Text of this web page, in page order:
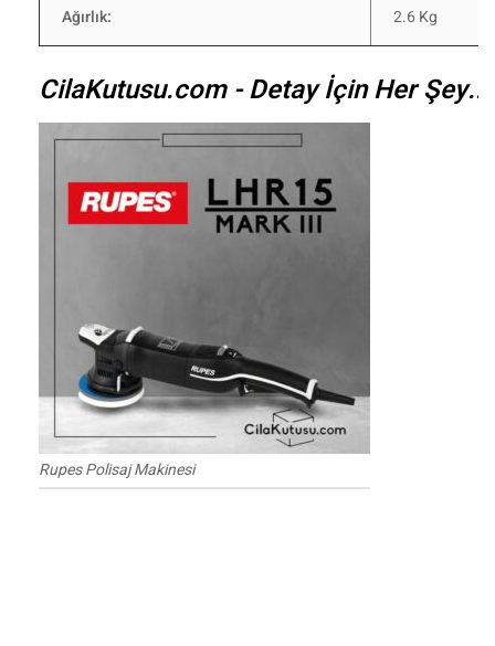
Ağırlık: 2.6 Kg
CilaKutusu.com - Detay İçin Her Şey...
Rupes Polisaj Makinesi